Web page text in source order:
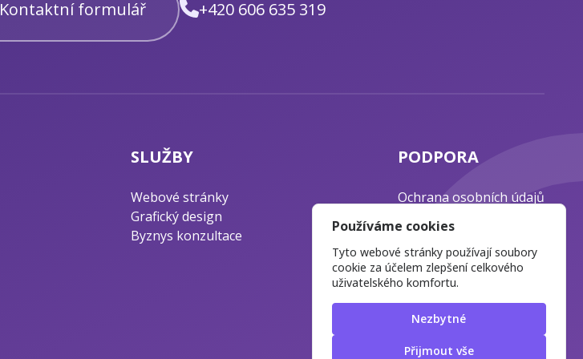
Kontaktní formulář +420 606 635 319
SLUŽBY
Webové stránky
Grafický design
Byznys konzultace
PODPORA
Ochrana osobních údajů
Blog o webdesignu
Používáme cookies
Tyto webové stránky používají soubory
cookie za účelem zlepšení celkového
uživatelského komfortu.
Nezbytné
Přijmout vše